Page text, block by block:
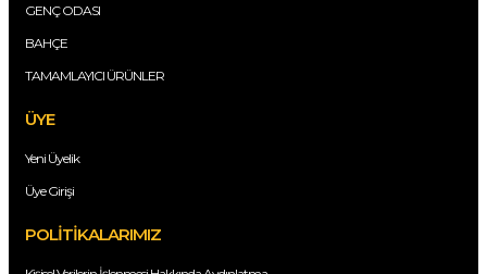
GENÇ ODASI
BAHÇE
TAMAMLAYICI ÜRÜNLER
ÜYE
Yeni Üyelik
Üye Girişi
POLİTİKALARIMIZ